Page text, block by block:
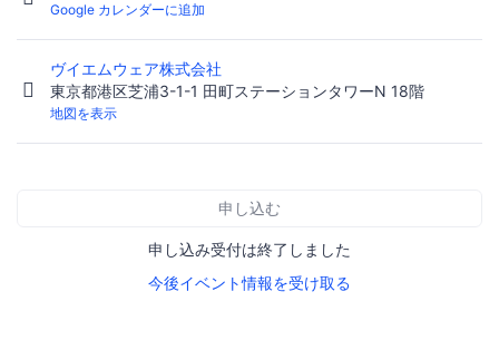
Google カレンダーに追加
ヴイエムウェア株式会社
東京都港区芝浦3-1-1 田町ステーションタワーN 18階
地図を表示
申し込む
申し込み受付は終了しました
今後イベント情報を受け取る